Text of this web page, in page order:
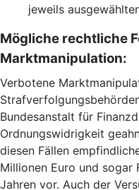
jeweils
Mögliche rechtliche
Marktmanipulation:
Verbotene
Bundesanstalt für
Ordnungswidrigkeit
diesen Fällen
Millionen Euro und
Jahren vor. Auch der